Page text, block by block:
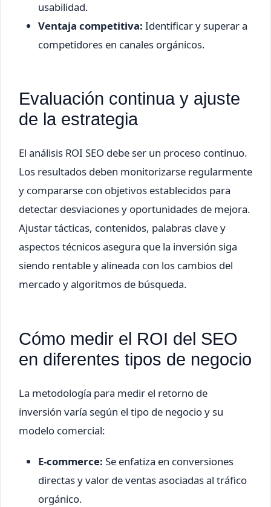
usabilidad.
Ventaja competitiva: Identificar y superar a
competidores en canales orgánicos.
Evaluación continua y ajuste
de la estrategia
El análisis ROI SEO debe ser un proceso continuo.
Los resultados deben monitorizarse regularmente
y compararse con objetivos establecidos para
detectar desviaciones y oportunidades de mejora.
Ajustar tácticas, contenidos, palabras clave y
aspectos técnicos asegura que la inversión siga
siendo rentable y alineada con los cambios del
mercado y algoritmos de búsqueda.
Cómo medir el ROI del SEO
en diferentes tipos de negocio
La metodología para medir el retorno de
inversión varía según el tipo de negocio y su
modelo comercial:
E-commerce: Se enfatiza en conversiones
directas y valor de ventas asociadas al tráfico
orgánico.